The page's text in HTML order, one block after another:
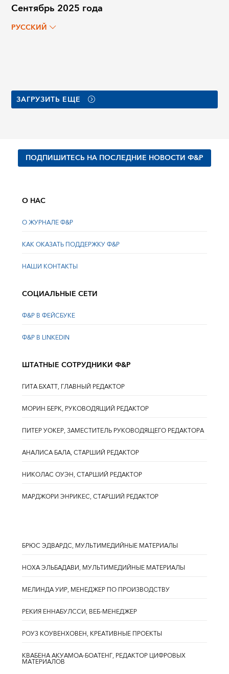
Сентябрь 2025 года
РУССКИЙ
ЗАГРУЗИТЬ ЕЩЕ
ПОДПИШИТЕСЬ НА ПОСЛЕДНИЕ НОВОСТИ Ф&Р
О НАС
О ЖУРНАЛЕ Ф&Р
КАК ОКАЗАТЬ ПОДДЕРЖКУ Ф&Р
НАШИ КОНТАКТЫ
СОЦИАЛЬНЫЕ СЕТИ
Ф&Р В ФЕЙСБУКЕ
Ф&Р В LINKEDIN
ШТАТНЫЕ СОТРУДНИКИ Ф&Р
ГИТА БХАТТ, ГЛАВНЫЙ РЕДАКТОР
МОРИН БЕРК, РУКОВОДЯЩИЙ РЕДАКТОР
ПИТЕР УОКЕР, ЗАМЕСТИТЕЛЬ РУКОВОДЯЩЕГО РЕДАКТОРА
АНАЛИСА БАЛА, СТАРШИЙ РЕДАКТОР
НИКОЛАС ОУЭН, СТАРШИЙ РЕДАКТОР
МАРДЖОРИ ЭНРИКЕС, СТАРШИЙ РЕДАКТОР
БРЮС ЭДВАРДС, МУЛЬТИМЕДИЙНЫЕ МАТЕРИАЛЫ
НОХА ЭЛЬБАДАВИ, МУЛЬТИМЕДИЙНЫЕ МАТЕРИАЛЫ
МЕЛИНДА УИР, МЕНЕДЖЕР ПО ПРОИЗВОДСТВУ
РЕКИЯ ЕННАБУЛССИ, ВЕБ-МЕНЕДЖЕР
РОУЗ КОУВЕНХОВЕН, КРЕАТИВНЫЕ ПРОЕКТЫ
КВАБЕНА АКУАМОА-БОАТЕНГ, РЕДАКТОР ЦИФРОВЫХ
МАТЕРИАЛОВ